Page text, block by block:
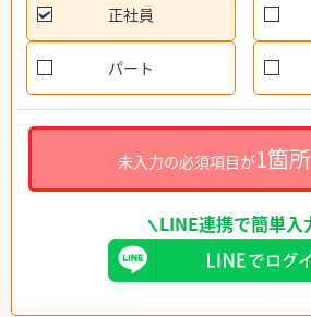
正社員
パート
未入力の必須項目が1箇所
LINE連携で簡単入